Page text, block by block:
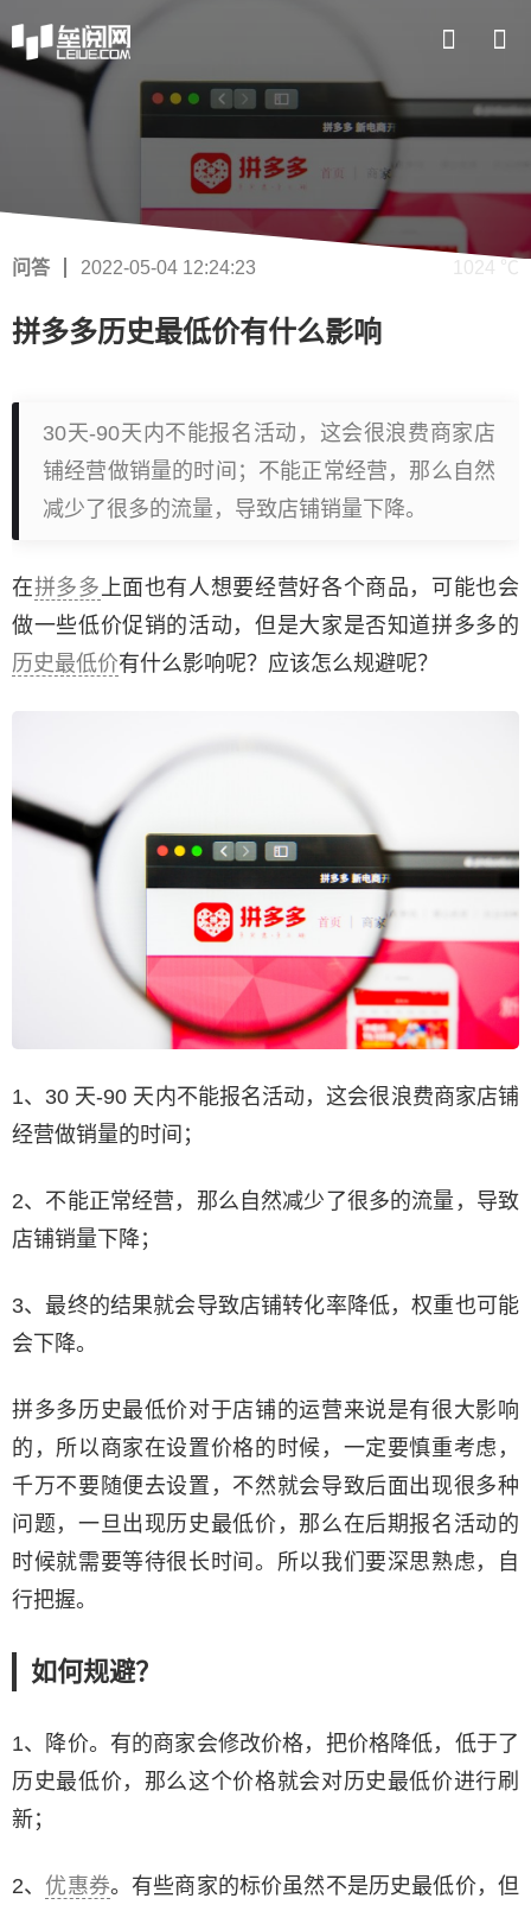
问答 2022-05-04 12:24:23 1024 ℃
拼多多历史最低价有什么影响
30天-90天内不能报名活动，这会很浪费商家店
铺经营做销量的时间；不能正常经营，那么自然
减少了很多的流量，导致店铺销量下降。
在拼多多上面也有人想要经营好各个商品，可能也会
做一些低价促销的活动，但是大家是否知道拼多多的
历史最低价有什么影响呢？应该怎么规避呢？
1、30 天-90 天内不能报名活动，这会很浪费商家店铺
经营做销量的时间；
2、不能正常经营，那么自然减少了很多的流量，导致
店铺销量下降；
3、最终的结果就会导致店铺转化率降低，权重也可能
会下降。
拼多多历史最低价对于店铺的运营来说是有很大影响
的，所以商家在设置价格的时候，一定要慎重考虑，
千万不要随便去设置，不然就会导致后面出现很多种
问题，一旦出现历史最低价，那么在后期报名活动的
时候就需要等待很长时间。所以我们要深思熟虑，自
行把握。
如何规避？
1、降价。有的商家会修改价格，把价格降低，低于了
历史最低价，那么这个价格就会对历史最低价进行刷
新；
2、 优惠券。有些商家的标价虽然不是历史最低价，但